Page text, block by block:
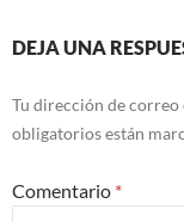
DEJA UNA
Tu dirección de
obligatorios están
Comentario *